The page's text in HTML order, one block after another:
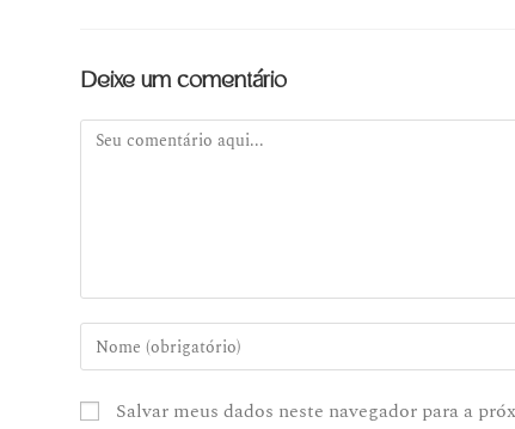
Deixe um comentário
Salvar meus dados neste navegador para a